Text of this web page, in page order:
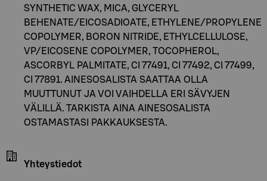
SYNTHETIC WAX, MICA, GLYCERYL
BEHENATE/EICOSADIOATE, ETHYLENE/PROPYLENE
COPOLYMER, BORON NITRIDE, ETHYLCELLULOSE,
VP/EICOSENE COPOLYMER, TOCOPHEROL,
ASCORBYL PALMITATE, CI 77491, CI 77492, CI 77499,
CI 77891. AINESOSALISTA SAATTAA OLLA
MUUTTUNUT JA VOI VAIHDELLA ERI SÄVYJEN
VÄLILLÄ. TARKISTA AINA AINESOSALISTA
OSTAMASTASI PAKKAUKSESTA.
Yhteystiedot